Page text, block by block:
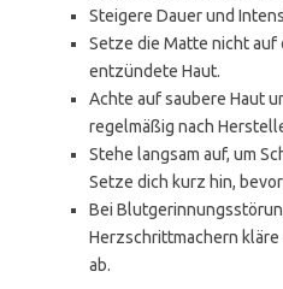
Steigere Dauer und
Setze die Matte nicht
entzündete Haut.
Achte auf saubere Haut
regelmäßig nach
Stehe langsam auf, um
Setze dich kurz hin,
Bei
Herzschrittmachern
ab.